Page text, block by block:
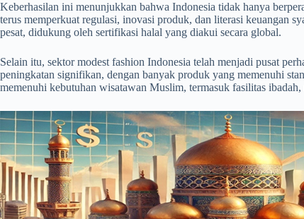
Keberhasilan ini menunjukkan bahwa Indonesia tidak hanya
terus memperkuat regulasi, inovasi produk, dan literasi keuangan
pesat, didukung oleh sertifikasi halal yang diakui secara global.
Selain itu, sektor modest fashion Indonesia telah menjadi pusat
peningkatan signifikan, dengan banyak produk yang memenuhi
memenuhi kebutuhan wisatawan Muslim, termasuk fasilitas